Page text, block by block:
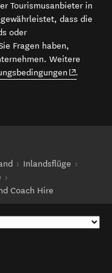
Tourismusanbieter in
dass die
oder
Fragen haben,
Weitere
(opens in
.
Inlandsflüge
Coach Hire